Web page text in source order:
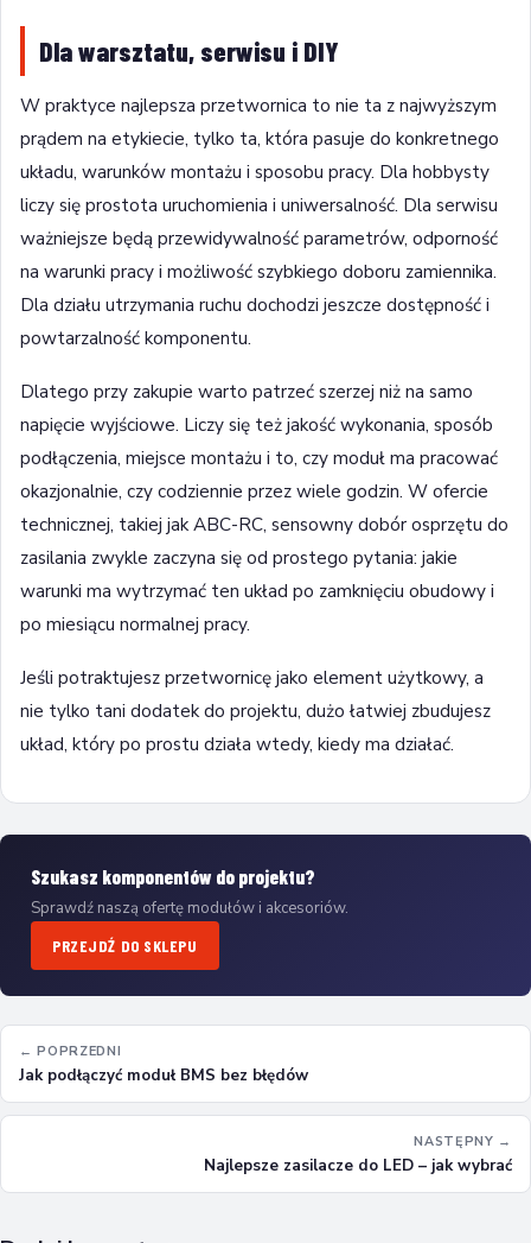
Dla warsztatu, serwisu i DIY
W praktyce najlepsza przetwornica to nie ta z najwyższym
prądem na etykiecie, tylko ta, która pasuje do konkretnego
układu, warunków montażu i sposobu pracy. Dla hobbysty
liczy się prostota uruchomienia i uniwersalność. Dla serwisu
ważniejsze będą przewidywalność parametrów, odporność
na warunki pracy i możliwość szybkiego doboru zamiennika.
Dla działu utrzymania ruchu dochodzi jeszcze dostępność i
powtarzalność komponentu.
Dlatego przy zakupie warto patrzeć szerzej niż na samo
napięcie wyjściowe. Liczy się też jakość wykonania, sposób
podłączenia, miejsce montażu i to, czy moduł ma pracować
okazjonalnie, czy codziennie przez wiele godzin. W ofercie
technicznej, takiej jak ABC-RC, sensowny dobór osprzętu do
zasilania zwykle zaczyna się od prostego pytania: jakie
warunki ma wytrzymać ten układ po zamknięciu obudowy i
po miesiącu normalnej pracy.
Jeśli potraktujesz przetwornicę jako element użytkowy, a
nie tylko tani dodatek do projektu, dużo łatwiej zbudujesz
układ, który po prostu działa wtedy, kiedy ma działać.
Szukasz komponentów do projektu?
Sprawdź naszą ofertę modułów i akcesoriów.
PRZEJDŹ DO SKLEPU
← POPRZEDNI
Jak podłączyć moduł BMS bez błędów
NASTĘPNY →
Najlepsze zasilacze do LED – jak wybrać